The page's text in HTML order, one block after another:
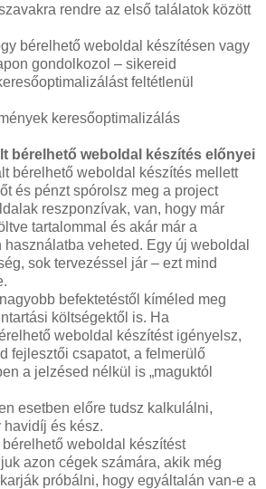
rendre az első találatok között
bérelhető weboldal készítésen vagy
gondolkozol – sikereid
feltétlenül
keresőoptimalizálás
bérelhető weboldal készítés előnyei
bérelhető weboldal készítés mellett
és pénzt spórolsz meg a project
reszponzívak, van, hogy már
tartalommal és akár már a
veheted. Egy új weboldal
sok tervezéssel jár – ezt mind
befektetéstől kíméled meg
költségektől is. Ha
weboldal készítést igényelsz,
fejlesztői csapatot, a felmerülő
a jelzésed nélkül is „maguktól
esetben előre tudsz kalkulálni,
havidíj és kész.
weboldal készítést
azon cégek számára, akik még
próbálni, hogy egyáltalán van-e a